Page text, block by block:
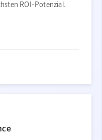
ROI-Potenzial.